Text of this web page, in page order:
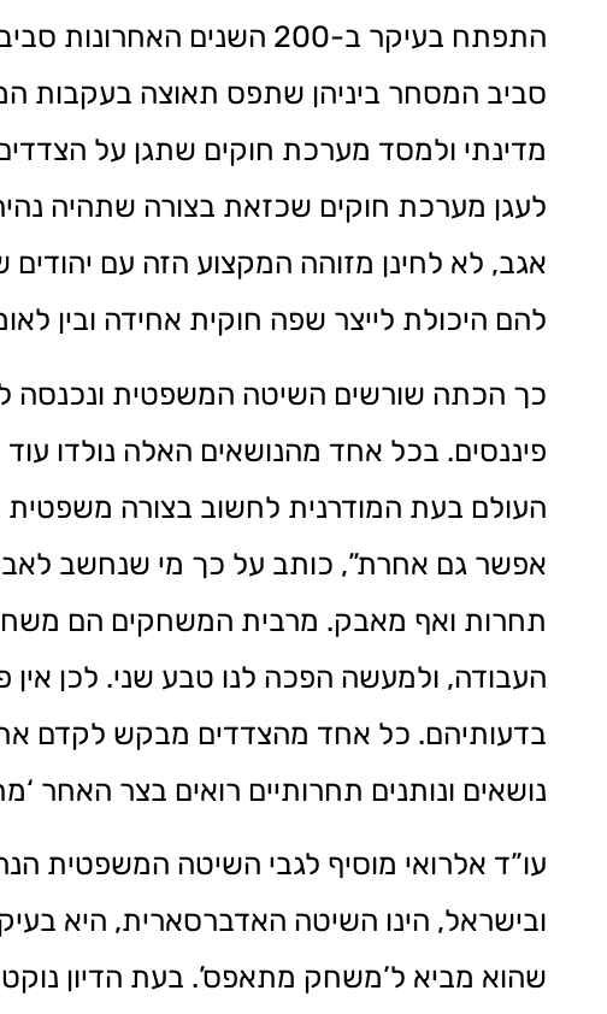
התפתח בעיקר ב-200 השנים
סביב המסחר ביניהן שתפס תאוצה בעקבות
מדינתי ולמסד מערכת חוקים שתגן על הצדדים
לעגן מערכת חוקים שכזאת בצורה שתהיה
אגב, לא לחינן מזוהה המקצוע הזה עם
להם היכולת לייצר שפה חוקית אחידה ובין
כך הכתה שורשים השיטה המשפטית ונכנסה
פיננסים. בכל אחד מהנושאים האלה נולדו
העולם בעת המודרנית לחשוב בצורה משפטית
אפשר גם אחרת”, כותב על כך מי שנחשב לאבי
תחרות ואף מאבק. מרבית המשחקים הם
העבודה, ולמעשה הפכה לנו טבע שני. לכן
בדעותיהם. כל אחד מהצדדים מבקש לקדם את
נושאים ונותנים תחרותיים רואים בצר האחר
עו”ד אלרואי מוסיף לגבי השיטה המשפטית
ובישראל, הינו השיטה האדברסארית, היא
שהוא מביא ל’משחק מתאפס’. בעת הדיון